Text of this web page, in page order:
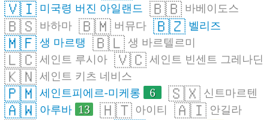
🇻🇮 미국령 버진 아일랜드 🇧🇧 바베이도스
🇧🇸 바하마 🇧🇲 버뮤다 🇧🇿 벨리즈
🇲🇫 생 마르탱 🇧🇱 생 바르텔르미
🇱🇨 세인트 루시아 🇻🇨 세인트 빈센트 그레나딘
🇰🇳 세인트 키츠 네비스
🇵🇲 세인트피에르-미케롱 6 🇸🇽 신트마르텐
🇦🇼 아루바 13 🇭🇹 아이티 🇦🇮 안길라